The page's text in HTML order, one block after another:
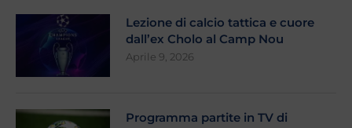
Lezione di calcio tattica e cuore
dall’ex Cholo al Camp Nou
Aprile 9, 2026
Programma partite in TV di